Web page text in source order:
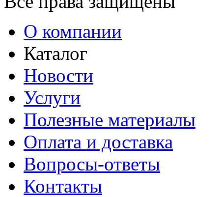
О компании
Каталог
Новости
Услуги
Полезные материалы
Оплата и доставка
Вопросы-ответы
Контакты